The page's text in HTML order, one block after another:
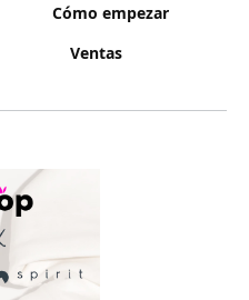
Cómo empezar
Ventas